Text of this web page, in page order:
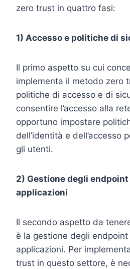
zero trust in quattro fasi:
1) Accesso e politiche di
Il primo aspetto su cui
implementa il metodo zero
politiche di accesso e di
consentire l’accesso alla
opportuno impostare
dell’identità e dell’accesso
gli utenti.
2) Gestione degli endpoint
applicazioni
Il secondo aspetto da
è la gestione degli endpoint
applicazioni. Per
trust in questo settore, è